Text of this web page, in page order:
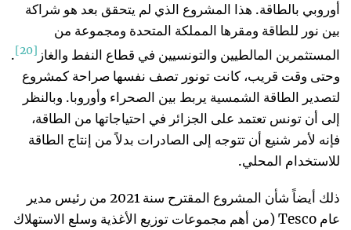
أوروبي بالطاقة. هذا المشروع الذي لم يتحقق بعد هو شراكة
بين نور للطاقة ومقرها المملكة المتحدة ومجموعة من
المستثمرين المالطيين والتونسيين في قطاع النفط والغاز [20]
.
وحتى وقت قريب، كانت تونور تصف نفسها صراحة كمشروع
لتصدير الطاقة الشمسية يربط بين الصحراء وأوروبا. وبالنظر
إلى أن تونس تعتمد على الجزائر في احتياجاتها من الطاقة،
فإنه لأمر شنيع أن تتوجه إلى الصادرات بدلاً من إنتاج الطاقة
للاستخدام المحلي.
ذلك أيضاً شأن المشروع المقترح سنة 2021 من رئيس مدير
عام Tesco (من أهم مجموعات توزيع الأغذية وسلع الاستهلاك